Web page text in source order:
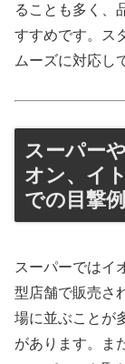
ることも多く、
すすめです。ス
ムーズに対応し
スーパー
オン、イ
での目撃例
スーパーではイ
型店舗で販売さ
場に並ぶことが
があります。ま